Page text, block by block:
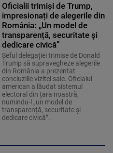
Oficialii trimiși de Trump,
impresionați de alegerile din
România: „Un model de
transparență, securitate și
dedicare civică”
Șeful delegației trimise de Donald
Trump să supravegheze alegerile
din România a prezentat
concluziile vizitei sale. Oficialul
american a lăudat sistemul
electoral din țara noastră,
numindu-l „un model de
transparență, securitate și
dedicare civică”.